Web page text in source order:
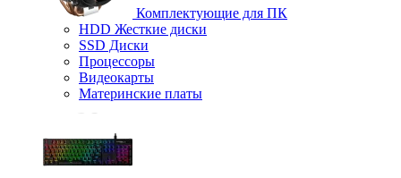
Комплектующие для ПК
HDD Жесткие диски
SSD Диски
Процессоры
Видеокарты
Материнские платы